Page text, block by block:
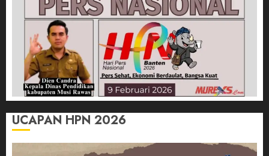
UCAPAN HPN 2026